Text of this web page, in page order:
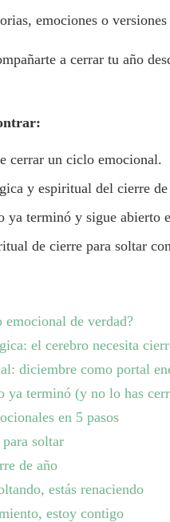
emociones o
a cerrar tu año
cerrar un ciclo emocional.
y espiritual del cierre de
ya terminó y sigue abierto
de cierre para soltar
emocional de verdad?
el cerebro necesita
diciembre como portal
ya terminó (y no lo has
en 5 pasos
soltar
de año
estás renaciendo
estoy contigo